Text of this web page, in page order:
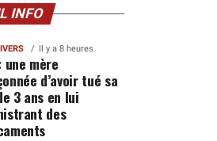
INFO
Il y a 8 heures
une mère
d’avoir tué sa
3 ans en lui
des